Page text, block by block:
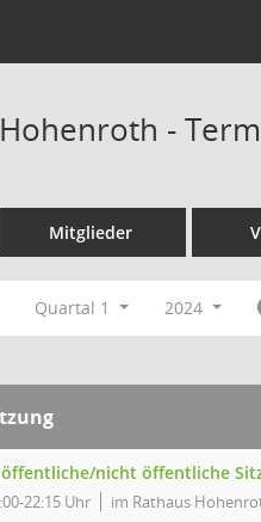
-
Mitglieder
Quartal 1 2024
öffentliche/nicht öffentliche
22:15 Uhr im Rathaus